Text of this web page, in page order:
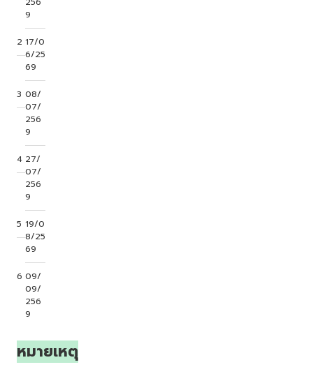
9
2 17/0
6/25
69
3 08/
07/
256
9
4 27/
07/
256
9
5 19/0
8/25
69
6 09/
09/
256
9
หมายเหตุ